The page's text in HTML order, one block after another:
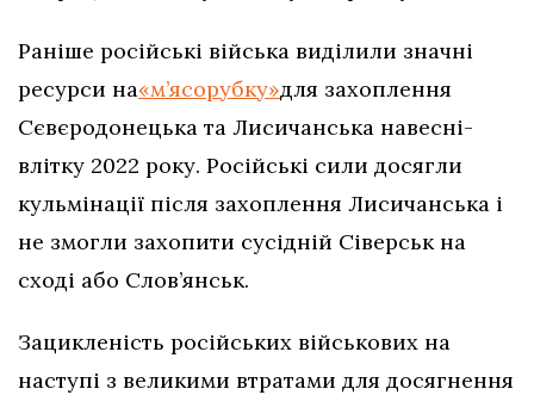
Раніше російські війська виділили значні
ресурси на«м’ясорубку»для захоплення
Сєвєродонецька та Лисичанська навесні-
влітку 2022 року. Російські сили досягли
кульмінації після захоплення Лисичанська і
не змогли захопити сусідній Сіверськ на
сході або Слов’янськ.
Зацикленість російських військових на
наступі з великими втратами для досягнення